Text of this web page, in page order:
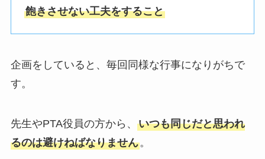
飽きさせない工夫をすること
企画をしていると、毎回同様な行事になりがちで
す。
先生やPTA役員の方から、 いつも同じだと思われ
るのは避けねばなりません。